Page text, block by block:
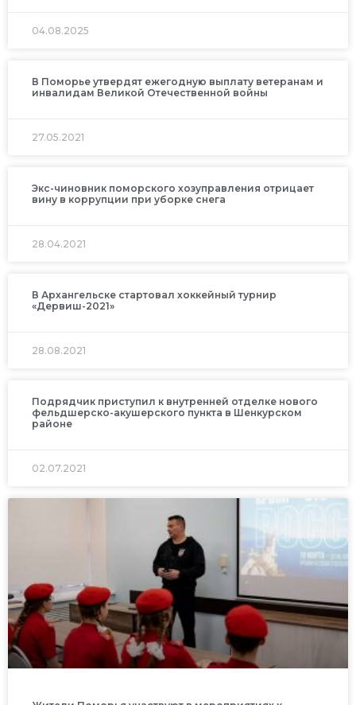
04.08.2025
В Поморье утвердят ежегодную выплату ветеранам и
инвалидам Великой Отечественной войны
27.05.2021
Экс-чиновник поморского хозуправления отрицает
вину в коррупции при уборке снега
28.04.2021
В Архангельске стартовал хоккейный турнир
«Дервиш-2021»
28.08.2021
Подрядчик приступил к внутренней отделке нового
фельдшерско-акушерского пункта в Шенкурском
районе
02.07.2021